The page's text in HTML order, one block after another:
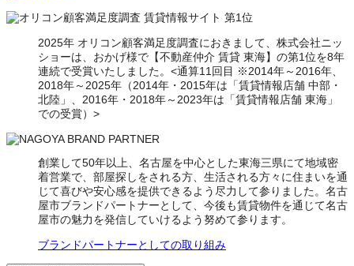
2025年 オリコン顧客満足度調査におきまして、株式会社ニッ
ショーは、おかげ様で【不動産仲介 賃貸 東海】の第1位を8年
連続で受賞いたしました。<通算11回目 ※2014年～2016年、
2018年～2025年（2014年・2015年は「賃貸情報店舗 中部・
北陸」、2016年・2018年～2023年は「賃貸情報店舗 東海」
での受賞）>
創業して50年以上、名古屋を中心とした東海三県にて地域密
着営業で、部屋探しをされる方、生活される方々に住まいを通
じて喜びや安心感を提供できるよう尽力して参りました。名古
屋市ブランドパートナーとして、今後も賃貸物件を通じて名古
屋市の魅力を発信していけるよう努めて参ります。
ブランドパートナーとしての取り組み